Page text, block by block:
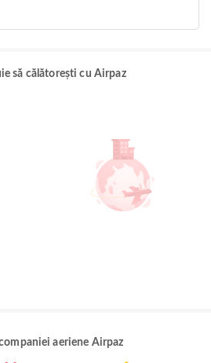
să călătorești cu Airpaz
aeriene Airpaz